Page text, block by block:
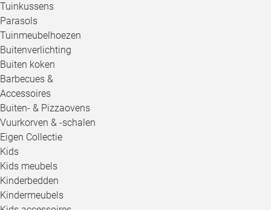
Tuinkussens
Parasols
Tuinmeubelhoezen
Buitenverlichting
Buiten koken
Barbecues &
Accessoires
Buiten- & Pizzaovens
Vuurkorven & -schalen
Eigen Collectie
Kids
Kids meubels
Kinderbedden
Kindermeubels